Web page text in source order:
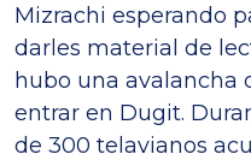
Mizrachi esperando
darles material de
hubo una avalancha
entrar en Dugit.
de 300 telavianos